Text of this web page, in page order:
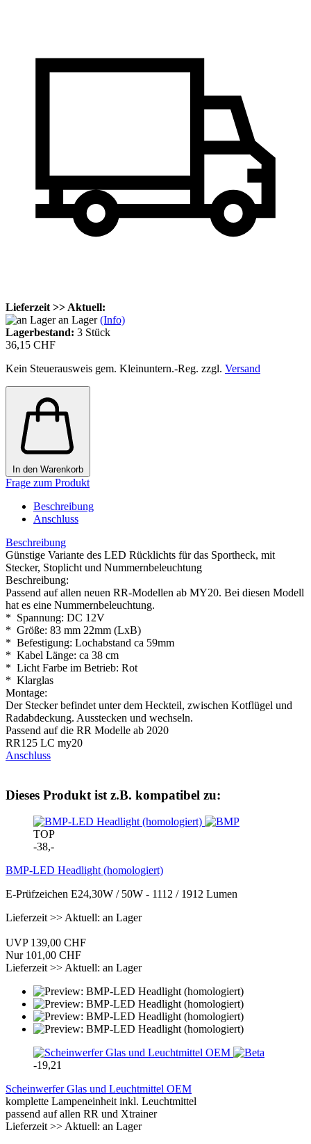
Lieferzeit >> Aktuell:
an Lager(Info)
Lagerbestand: 3 Stück
36,15 CHF
Kein Steuerausweis gem. Kleinuntern.-Reg. zzgl. Versand
In den Warenkorb
Frage zum Produkt
Beschreibung
Anschluss
Beschreibung
Günstige Variante des LED Rücklichts für das Sportheck, mit
Stecker, Stoplicht und Nummernbeleuchtung
Beschreibung:
Passend auf allen neuen RR-Modellen ab MY20. Bei diesen Modell
hat es eine Nummernbeleuchtung.
* Spannung: DC 12V
* Größe: 83 mm 22mm (LxB)
* Befestigung: Lochabstand ca 59mm
* Kabel Länge: ca 38 cm
* Licht Farbe im Betrieb: Rot
* Klarglas
Montage:
Der Stecker befindet unter dem Heckteil, zwischen Kotflügel und
Radabdeckung. Ausstecken und wechseln.
Passend auf die RR Modelle ab 2020
RR125 LC my20
Anschluss
Dieses Produkt ist z.B. kompatibel zu:
TOP
-38,-
BMP-LED Headlight (homologiert)
E-Prüfzeichen E24,30W / 50W - 1112 / 1912 Lumen
Lieferzeit >> Aktuell: an Lager
UVP 139,00 CHF
Nur 101,00 CHF
Lieferzeit >> Aktuell: an Lager
-19,21
Scheinwerfer Glas und Leuchtmittel OEM
komplette Lampeneinheit inkl. Leuchtmittel
passend auf allen RR und Xtrainer
Lieferzeit >> Aktuell: an Lager